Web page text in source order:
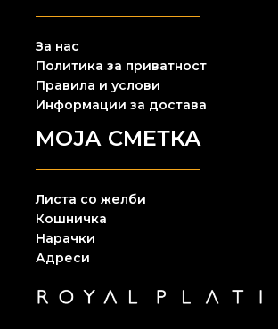
За нас
Политика за приватност
Правила и услови
Информации за достава
МОЈА СМЕТКА
Листа со желби
Кошничка
Нарачки
Адреси